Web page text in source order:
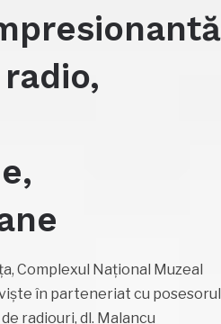
Complexul Naţional Muzeal
în parteneriat cu posesorul
radiouri, dl. Malancu